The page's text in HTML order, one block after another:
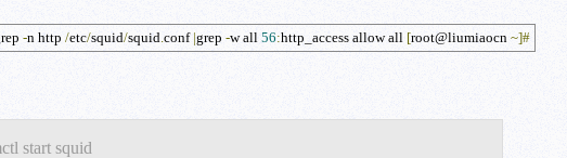
-n http /etc/squid/squid.conf |grep -w all 56:http_access allow all [root@liumiaocn ~]#
start squid